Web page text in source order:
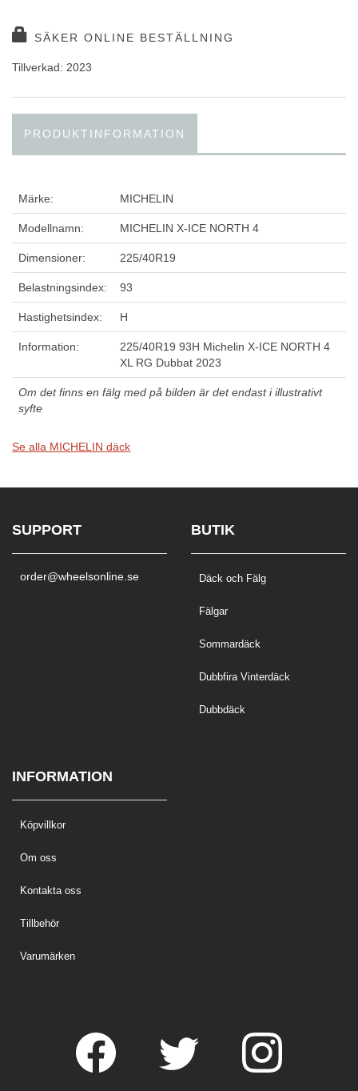
SÄKER ONLINE BESTÄLLNING
Tillverkad: 2023
PRODUKTINFORMATION
Märke: MICHELIN
Modellnamn: MICHELIN X-ICE NORTH 4
Dimensioner: 225/40R19
Belastningsindex: 93
Hastighetsindex: H
Information:
225/40R19 93H Michelin X-ICE NORTH 4
XL RG Dubbat 2023
Om det finns en fälg med på bilden är det endast i illustrativt
syfte
Se alla MICHELIN däck
SUPPORT
order@wheelsonline.se
BUTIK
Däck och Fälg
Fälgar
Sommardäck
Dubbfira Vinterdäck
Dubbdäck
INFORMATION
Köpvillkor
Om oss
Kontakta oss
Tillbehör
Varumärken